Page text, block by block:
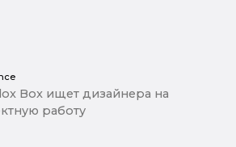
Box ищет дизайнера на
работу